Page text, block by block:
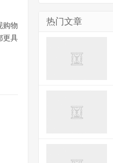
购物
更具
热门文章